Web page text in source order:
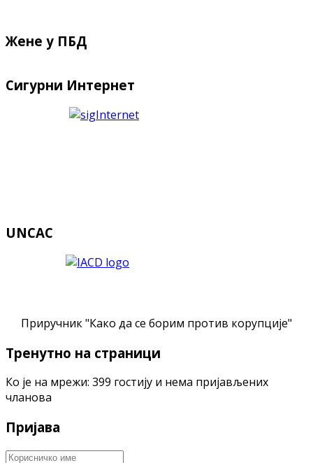
Жене у ПБД
Сигурни Интернет
UNCAC
Приручник "Како да се борим против корупције"
Тренутно на страници
Ко је на мрежи: 399 гостију и нема пријављених
чланова
Пријава